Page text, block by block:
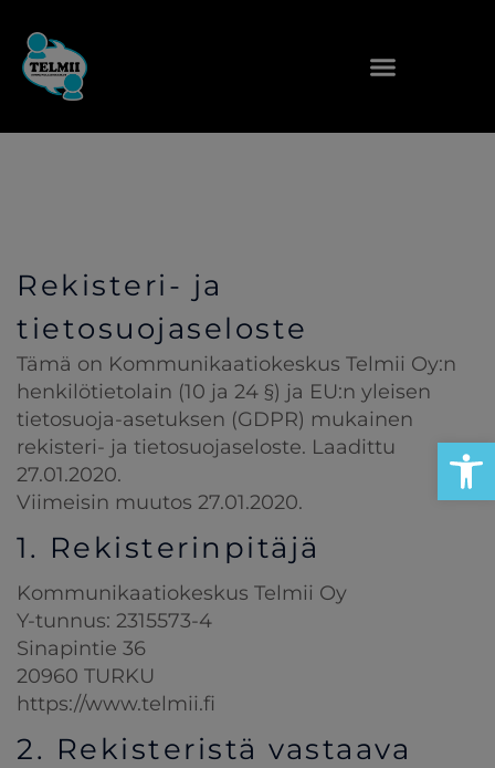
sisältöön
Rekisteri- ja
tietosuojaseloste
Tämä on Kommunikaatiokeskus Telmii Oy:n
henkilötietolain (10 ja 24 §) ja EU:n yleisen
tietosuoja-asetuksen (GDPR) mukainen
rekisteri- ja tietosuojaseloste. Laadittu
27.01.2020.
Viimeisin muutos 27.01.2020.
1. Rekisterinpitäjä
Kommunikaatiokeskus Telmii Oy
Y-tunnus: 2315573-4
Sinapintie 36
20960 TURKU
https://www.telmii.fi
2. Rekisteristä vastaava